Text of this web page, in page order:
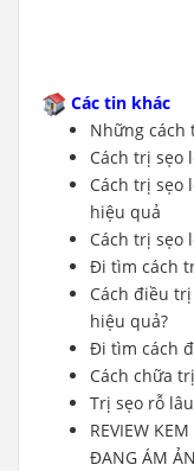
Các tin khác
Những cách
Cách trị sẹo
Cách trị sẹo
hiệu quả
Cách trị sẹo
Đi tìm cách
Cách điều
hiệu quả?
Đi tìm cách
Cách chữa
Trị sẹo rỗ
REVIEW
ĐANG ÁM